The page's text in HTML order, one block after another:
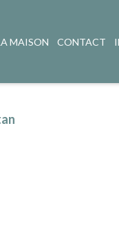
MAISON CONTACT